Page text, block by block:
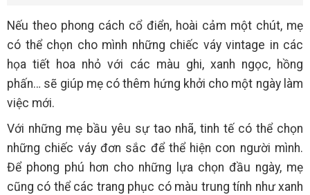
Nếu theo phong cách cổ điển, hoài cảm một chút, mẹ
có thể chọn cho mình những chiếc váy vintage in các
họa tiết hoa nhỏ với các màu ghi, xanh ngọc, hồng
phấn… sẽ giúp mẹ có thêm hứng khởi cho một ngày làm
việc mới.
Với những mẹ bầu yêu sự tao nhã, tinh tế có thể chọn
những chiếc váy đơn sắc để thể hiện con người mình.
Để phong phú hơn cho những lựa chọn đầu ngày, mẹ
cũng có thể các trang phục có màu trung tính như xanh